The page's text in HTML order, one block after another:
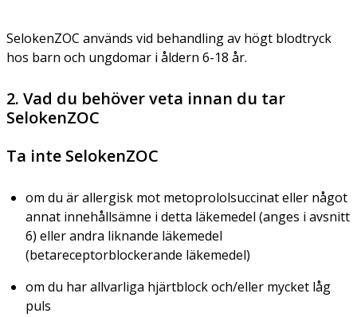
SelokenZOC används vid behandling av högt blodtryck
hos barn och ungdomar i åldern 6-18 år.
2. Vad du behöver veta innan du tar
SelokenZOC
Ta inte SelokenZOC
om du är allergisk mot metoprololsuccinat eller något
annat innehållsämne i detta läkemedel (anges i avsnitt
6) eller andra liknande läkemedel
(betareceptorblockerande läkemedel)
om du har allvarliga hjärtblock och/eller mycket låg
puls